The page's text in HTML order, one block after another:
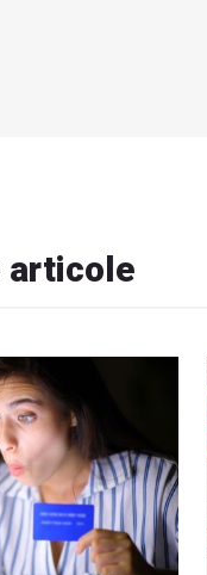
articole